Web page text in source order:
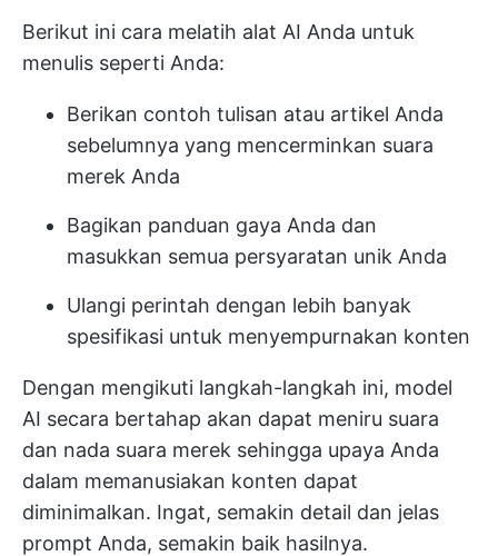
Berikut ini cara melatih alat AI Anda untuk
menulis seperti Anda:
Berikan contoh tulisan atau artikel Anda
sebelumnya yang mencerminkan suara
merek Anda
Bagikan panduan gaya Anda dan
masukkan semua persyaratan unik Anda
Ulangi perintah dengan lebih banyak
spesifikasi untuk menyempurnakan konten
Dengan mengikuti langkah-langkah ini, model
AI secara bertahap akan dapat meniru suara
dan nada suara merek sehingga upaya Anda
dalam memanusiakan konten dapat
diminimalkan. Ingat, semakin detail dan jelas
prompt Anda, semakin baik hasilnya.